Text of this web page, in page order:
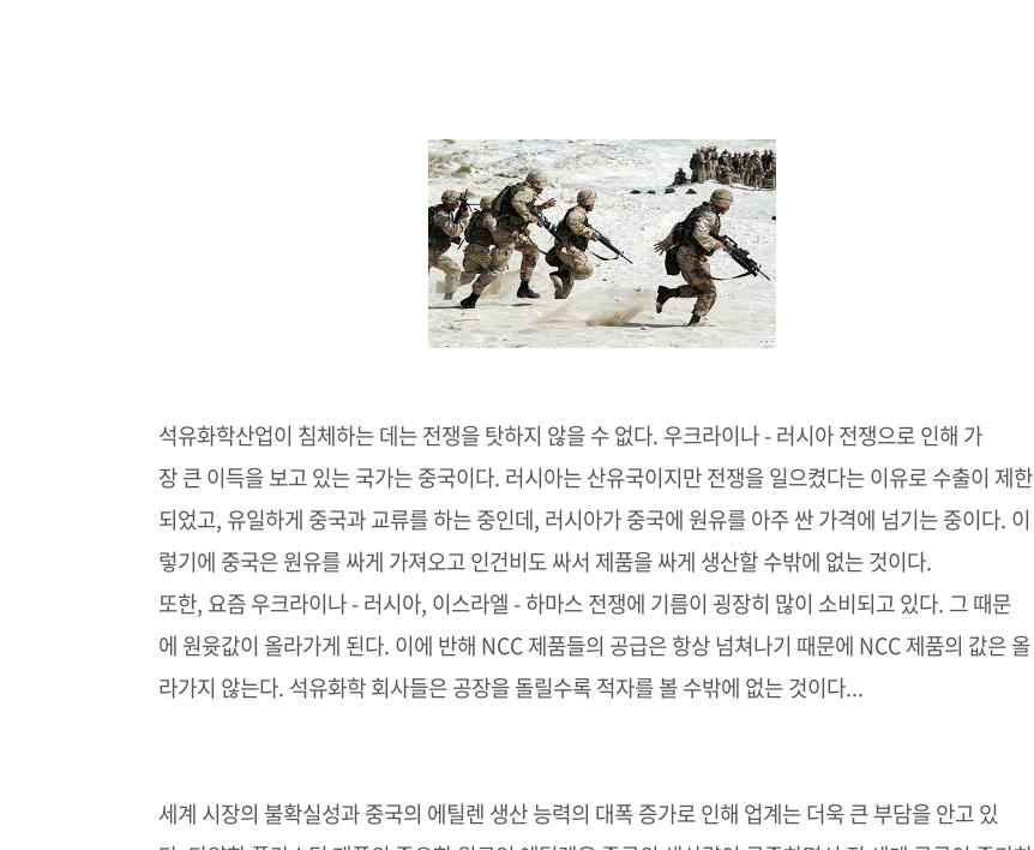
석유화학산업이 침체하는 데는 전쟁을 탓하지 않을 수 없다. 우크라이나 - 러시아 전쟁으로 인해 가
장 큰 이득을 보고 있는 국가는 중국이다. 러시아는 산유국이지만 전쟁을 일으켰다는 이유로 수출이 제한
되었고, 유일하게 중국과 교류를 하는 중인데, 러시아가 중국에 원유를 아주 싼 가격에 넘기는 중이다. 이
렇기에 중국은 원유를 싸게 가져오고 인건비도 싸서 제품을 싸게 생산할 수밖에 없는 것이다.
또한, 요즘 우크라이나 - 러시아, 이스라엘 - 하마스 전쟁에 기름이 굉장히 많이 소비되고 있다. 그 때문
에 원윳값이 올라가게 된다. 이에 반해 NCC 제품들의 공급은 항상 넘쳐나기 때문에 NCC 제품의 값은 올
라가지 않는다. 석유화학 회사들은 공장을 돌릴수록 적자를 볼 수밖에 없는 것이다...
세계 시장의 불확실성과 중국의 에틸렌 생산 능력의 대폭 증가로 인해 업계는 더욱 큰 부담을 안고 있